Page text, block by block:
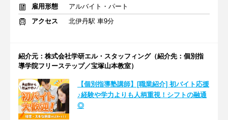
雇用形態
アルバイト・パート
アクセス
北伊丹駅 車9分
紹介元：株式会社学研エル・スタッフィング（紹介先：個別指
導学院フリーステップ／宝塚山本教室）
【個別指導塾講師】[職業紹介] 初バイト応援
♪経験や学力よりも人柄重視！シフトの融通
◎